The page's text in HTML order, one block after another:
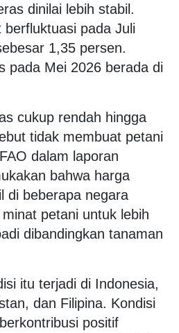
dinilai lebih stabil.
pada Juli
1,35 persen.
pada Mei 2026 berada di
cukup rendah hingga
tidak membuat petani
dalam laporan
bahwa harga
di beberapa negara
petani untuk lebih
dibandingkan tanaman
itu terjadi di Indonesia,
dan Filipina. Kondisi
positif